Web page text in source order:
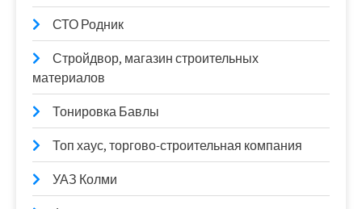
СТО Родник
Стройдвор, магазин строительных
материалов
Тонировка Бавлы
Топ хаус, торгово-строительная компания
УАЗ Колми